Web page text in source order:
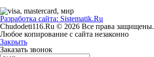
Разработка сайта: Sistematik.Ru
Chudodeti116.Ru © 2026 Все права защищены.
Любое копирование с сайта незаконно
Закрыть
Заказать звонок